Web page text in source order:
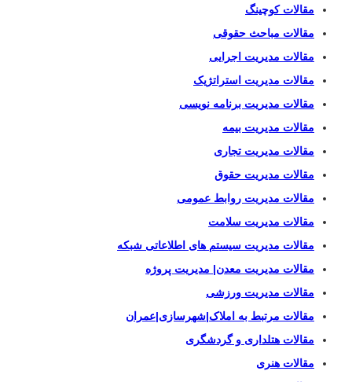
مقالات کوچینگ
مقالات مباحث حقوقی
مقالات مدیریت اجرایی
مقالات مدیریت استراتژیک
مقالات مدیریت برنامه نویسی
مقالات مدیریت بیمه
مقالات مدیریت تجاری
مقالات مدیریت حقوق
مقالات مدیریت روابط عمومی
مقالات مدیریت سلامت
مقالات مدیریت سیستم های اطلاعاتی شبکه
مقالات مدیریت معدن| مدیریت پروژه
مقالات مدیریت ورزشی
مقالات مرتبط به املاک|شهرسازی|عمران
مقالات هتلداری و گردشگری
مقالات هنری